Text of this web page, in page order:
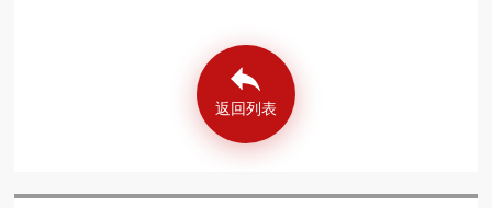
返回列表